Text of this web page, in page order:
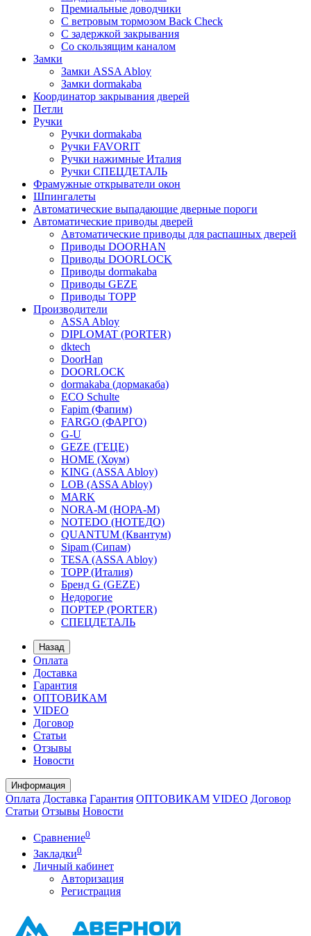
Премиальные доводчики
С ветровым тормозом Back Check
С задержкой закрывания
Со скользящим каналом
Замки
Замки ASSA Abloy
Замки dormakaba
Координатор закрывания дверей
Петли
Ручки
Ручки dormakaba
Ручки FAVORIT
Ручки нажимные Италия
Ручки СПЕЦДЕТАЛЬ
Фрамужные открыватели окон
Шпингалеты
Автоматические выпадающие дверные пороги
Автоматические приводы дверей
Автоматические приводы для распашных дверей
Приводы DOORHAN
Приводы DOORLOCK
Приводы dormakaba
Приводы GEZE
Приводы TOPP
Производители
ASSA Abloy
DIPLOMAT (PORTER)
dktech
DoorHan
DOORLOCK
dormakaba (дормакаба)
ECO Schulte
Fapim (Фапим)
FARGO (ФАРГО)
G-U
GEZE (ГЕЦЕ)
HOME (Хоум)
KING (ASSA Abloy)
LOB (ASSA Abloy)
MARK
NORA-M (НОРА-М)
NOTEDO (НОТЕДО)
QUANTUM (Квантум)
Sipam (Сипам)
TESA (ASSA Abloy)
TOPP (Италия)
Бренд G (GEZE)
Недорогие
ПОРТЕР (PORTER)
СПЕЦДЕТАЛЬ
Назад
Оплата
Доставка
Гарантия
ОПТОВИКАМ
VIDEO
Договор
Статьи
Отзывы
Новости
Информация
Оплата Доставка Гарантия ОПТОВИКАМ VIDEO Договор
Статьи Отзывы Новости
Сравнение0
Закладки0
Личный кабинет
Авторизация
Регистрация